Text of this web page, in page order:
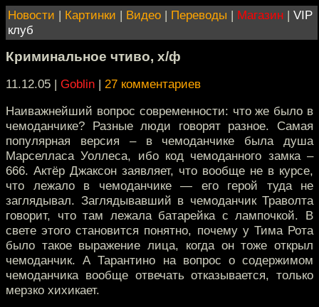
Новости | Картинки | Видео | Переводы | Магазин | VIP
клуб
Криминальное чтиво, х/ф
11.12.05 | Goblin | 27 комментариев
Наиважнейший вопрос современности: что же было в
чемоданчике? Разные люди говорят разное. Самая
популярная версия – в чемоданчике была душа
Марселласа Уоллеса, ибо код чемоданного замка –
666. Актёр Джаксон заявляет, что вообще не в курсе,
что лежало в чемоданчике — его герой туда не
заглядывал. Заглядывавший в чемоданчик Траволта
говорит, что там лежала батарейка с лампочкой. В
свете этого становится понятно, почему у Тима Рота
было такое выражение лица, когда он тоже открыл
чемоданчик. А Тарантино на вопрос о содержимом
чемоданчика вообще отвечать отказывается, только
мерзко хихикает.